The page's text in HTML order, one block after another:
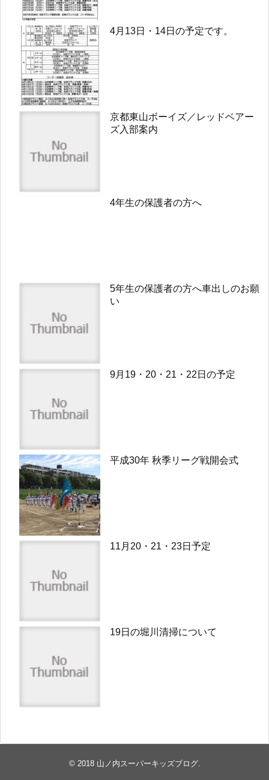
4月13日・14日の予定です。
京都東山ボーイズ／レッドベアー
ズ入部案内
4年生の保護者の方へ
5年生の保護者の方へ車出しのお願
い
9月19・20・21・22日の予定
平成30年 秋季リーグ戦開会式
11月20・21・23日予定
19日の堀川清掃について
© 2018 山ノ内スーパーキッズブログ.